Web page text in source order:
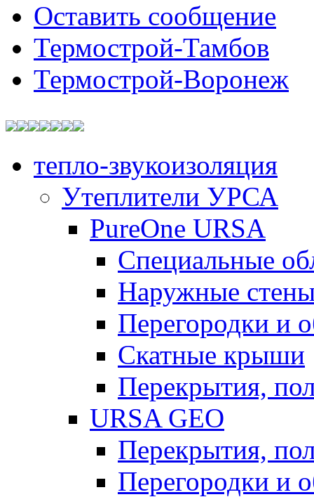
Оставить сообщение
Термострой-Тамбов
Термострой-Воронеж
тепло-звукоизоляция
Утеплители УРСА
PureOne URSA
Специальные
Наружные
Перегородки и
Скатные крыши
Перекрытия,
URSA GEO
Перекрытия,
Перегородки и